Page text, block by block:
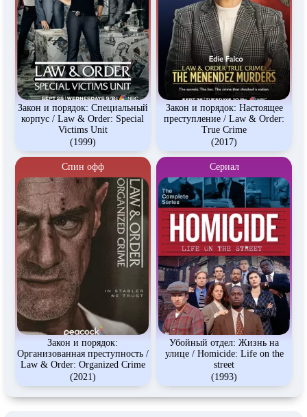
Закон и порядок: Специальный
корпус / Law & Order: Special
Victims Unit
(1999)
Закон и порядок: Настоящее
преступление / Law & Order:
True Crime
(2017)
Спин офф
Закон и порядок:
Организованная преступность /
Law & Order: Organized Crime
(2021)
Сериал
Убойный отдел: Жизнь на
улице / Homicide: Life on the
street
(1993)